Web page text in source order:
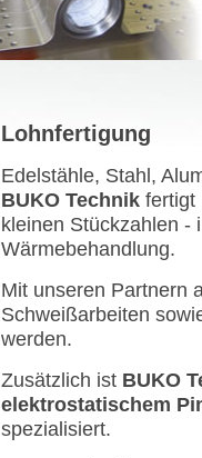
Lohnfertigung
Edelstähle, Stahl,
BUKO Technik fertigt
kleinen Stückzahlen -
Wärmebehandlung.
Mit unseren Partnern
Schweißarbeiten
werden.
Zusätzlich ist BUKO
elektrostatischem
spezialisiert.